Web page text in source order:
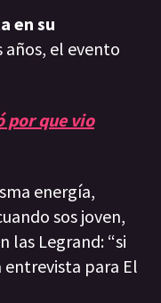
en su
años, el evento
por que vio
energía,
sos joven,
las Legrand: “si
entrevista para El